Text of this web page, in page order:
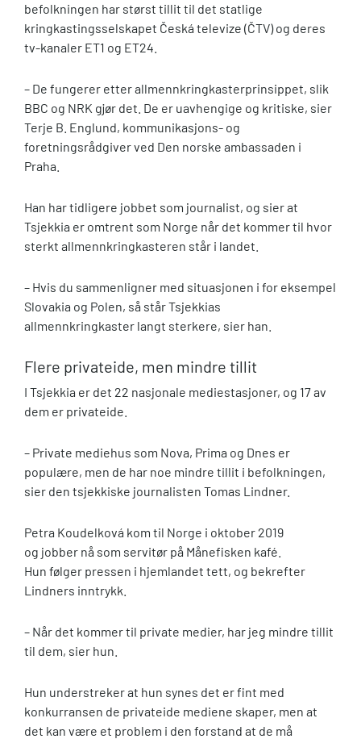
befolkningen har størst tillit til det statlige
kringkastingsselskapet Česká televize (ČTV) og deres
tv-kanaler ET1 og ET24.
– De fungerer etter allmennkringkasterprinsippet, slik
BBC og NRK gjør det. De er uavhengige og kritiske, sier
Terje B. Englund, kommunikasjons- og
foretningsrådgiver ved Den norske ambassaden i
Praha.
Han har tidligere jobbet som journalist, og sier at
Tsjekkia er omtrent som Norge når det kommer til hvor
sterkt allmennkringkasteren står i landet.
– Hvis du sammenligner med situasjonen i for eksempel
Slovakia og Polen, så står Tsjekkias
allmennkringkaster langt sterkere, sier han.
Flere privateide, men mindre tillit
I Tsjekkia er det 22 nasjonale mediestasjoner, og 17 av
dem er privateide.
– Private mediehus som Nova, Prima og Dnes er
populære, men de har noe mindre tillit i befolkningen,
sier den tsjekkiske journalisten Tomas Lindner.
Petra Koudelková kom til Norge i oktober 2019
og jobber nå som servitør på Månefisken kafé.
Hun følger pressen i hjemlandet tett, og bekrefter
Lindners inntrykk.
– Når det kommer til private medier, har jeg mindre tillit
til dem, sier hun.
Hun understreker at hun synes det er fint med
konkurransen de privateide mediene skaper, men at
det kan være et problem i den forstand at de må